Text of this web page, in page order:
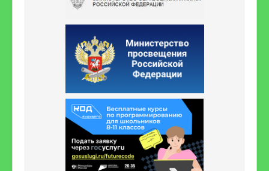
Дошкольное образование